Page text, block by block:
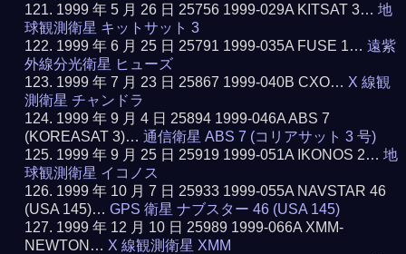
1999 年 5 月 26 日 25756 1999-029A KITSAT 3…地
球観測衛星 キットサット 3
1999 年 6 月 25 日 25791 1999-035A FUSE 1…遠紫
外線分光衛星 ヒューズ
1999 年 7 月 23 日 25867 1999-040B CXO… X 線観
測衛星 チャンドラ
1999 年 9 月 4 日 25894 1999-046A ABS 7
(KOREASAT 3)…通信衛星 ABS 7 (コリアサット 3 号)
1999 年 9 月 25 日 25919 1999-051A IKONOS 2…地
球観測衛星 イコノス
1999 年 10 月 7 日 25933 1999-055A NAVSTAR 46
(USA 145)…GPS 衛星 ナブスター 46 (USA 145)
1999 年 12 月 10 日 25989 1999-066A XMM-
NEWTON… X 線観測衛星 XMM